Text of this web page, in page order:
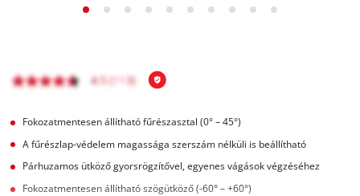
Fokozatmentesen állítható fűrészasztal (0° – 45°)
A fűrészlap-védelem magassága szerszám nélküli is beállítható
Párhuzamos ütköző gyorsrögzítővel, egyenes vágások végzéséhez
Fokozatmentesen állítható szögütköző (-60° – +60°)